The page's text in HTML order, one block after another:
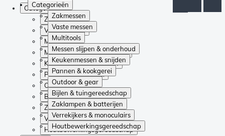
Categorieën
Zakmessen
Vaste messen
Multitools
Messen slijpen & onderhoud
Keukenmessen & snijden
Pannen & kookgerei
Outdoor & gear
Bijlen & tuingereedschap
Zaklampen & batterijen
Verrekijkers & monoculairs
Houtbewerkingsgereedschap
Categorieën
Zakmessen
Vaste messen
Multitools
Messen slijpen & onderhoud
Keukenmessen & snijden
Pannen & kookgerei
Outdoor & gear
Bijlen & tuingereedschap
Zaklampen & batterijen
Verrekijkers & monoculairs
Houtbewerkingsgereedschap